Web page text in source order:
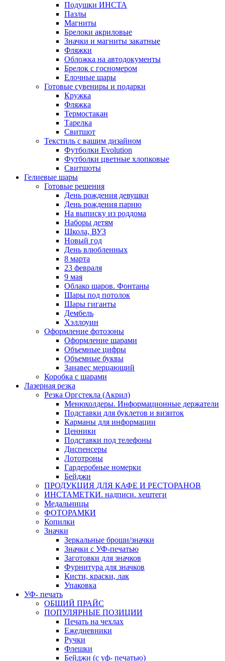
Подушки ИНСТА
Пазлы
Магниты
Брелоки акриловые
Значки и магниты закатные
Фляжки
Обложка на автодокументы
Брелок с госномером
Елочные шары
Готовые сувениры и подарки
Кружка
Фляжка
Термостакан
Тарелка
Свитшот
Текстиль с вашим дизайном
Футболки Evolution
Футболки цветные хлопковые
Свитшоты
Гелиевые шары
Готовые решения
День рождения девушки
День рождения парню
На выписку из роддома
Наборы детям
Школа, ВУЗ
Новый год
День влюбленных
8 марта
23 февраля
9 мая
Облако шаров. Фонтаны
Шары под потолок
Шары гиганты
Дембель
Хэллоуин
Оформление фотозоны
Оформление шарами
Объемные цифры
Объемные буквы
Занавес мерцающий
Коробка с шарами
Лазерная резка
Резка Оргстекла (Акрил)
Менюхолдеры. Информационные держатели
Подставки для буклетов и визиток
Карманы для информации
Ценники
Подставки под телефоны
Диспенсеры
Лототроны
Гардеробные номерки
Бейджи
ПРОДУКЦИЯ ДЛЯ КАФЕ И РЕСТОРАНОВ
ИНСТАМЕТКИ. надписи. хештеги
Медальницы
ФОТОРАМКИ
Копилки
Значки
Зеркальные броши/значки
Значки с УФ-печатью
Заготовки для значков
Фурнитура для значков
Кисти, краски, лак
Упаковка
УФ- печать
ОБЩИЙ ПРАЙС
ПОПУЛЯРНЫЕ ПОЗИЦИИ
Печать на чехлах
Ежедневники
Ручки
Флешки
Бейджи (с уф- печатью)